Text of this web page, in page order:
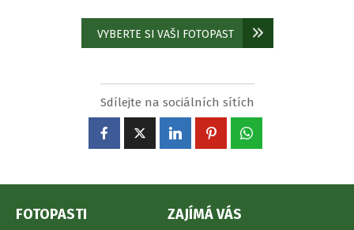
VYBERTE SI VAŠI FOTOPAST
Sdílejte na sociálních sítích
FOTOPASTI ZAJÍMÁ VÁS